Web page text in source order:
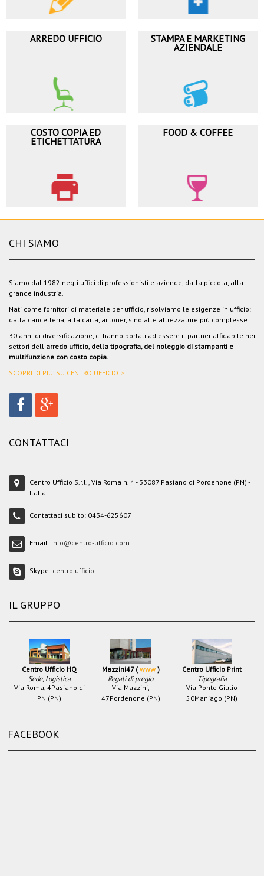
ARREDO UFFICIO STAMPA E MARKETING
AZIENDALE
COSTO COPIA ED
ETICHETTATURA
FOOD & COFFEE
CHI SIAMO
Siamo dal 1982 negli uffici di professionisti e aziende, dalla piccola, alla
grande industria.
Nati come fornitori di materiale per ufficio, risolviamo le esigenze in ufficio:
dalla cancelleria, alla carta, ai toner, sino alle attrezzature più complesse.
30 anni di diversificazione, ci hanno portati ad essere il partner affidabile nei
settori dell'arredo ufficio, della tipografia, del noleggio di stampanti e
multifunzione con costo copia.
SCOPRI DI PIU' SU CENTRO UFFICIO >
CONTATTACI
Centro Ufficio S.r.l., Via Roma n. 4 - 33087 Pasiano di Pordenone (PN) -
Italia
Contattaci subito: 0434-625607
Email: info@centro-ufficio.com
Skype: centro.ufficio
IL GRUPPO
Centro Ufficio HQ
Sede, Logistica
Via Roma, 4Pasiano di
PN (PN)
Mazzini47 (www)
Regali di pregio
Via Mazzini,
47Pordenone (PN)
Centro Ufficio Print
Tipografia
Via Ponte Giulio
50Maniago (PN)
FACEBOOK